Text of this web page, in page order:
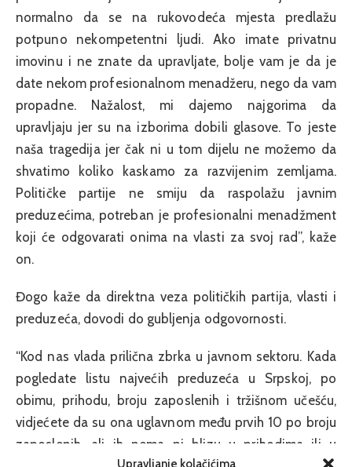
Upravljanje kolačićima
normalno da se na rukovodeća mjesta predlažu
potpuno nekompetentni ljudi. Ako imate privatnu
imovinu i ne znate da upravljate, bolje vam je da je
date nekom profesionalnom menadžeru, nego da vam
propadne. Nažalost, mi dajemo najgorima da
upravljaju jer su na izborima dobili glasove. To jeste
naša tragedija jer čak ni u tom dijelu ne možemo da
shvatimo koliko kaskamo za razvijenim zemljama.
Političke partije ne smiju da raspolažu javnim
preduzećima, potreban je profesionalni menadžment
koji će odgovarati onima na vlasti za svoj rad”, kaže
on.
Đogo kaže da direktna veza političkih partija, vlasti i
preduzeća, dovodi do gubljenja odgovornosti.
“Kod nas vlada prilična zbrka u javnom sektoru. Kada
pogledate listu najvećih preduzeća u Srpskoj, po
obimu, prihodu, broju zaposlenih i tržišnom učešću,
vidjećete da su ona uglavnom među prvih 10 po broju
zaposlenih, ali ih nema ni blizu u prihodima ili u